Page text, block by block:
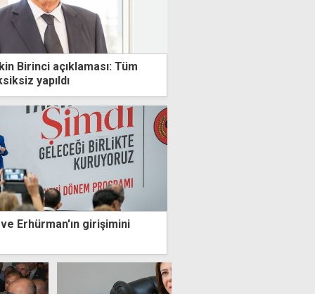
Birinci açıklaması: Tüm
yapıldı
Erhürman'ın girişimini